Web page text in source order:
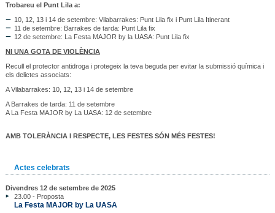
Trobareu el Punt Lila a:
10, 12, 13 i 14 de setembre: Vilabarrakes: Punt Lila fix i Punt Lila Itinerant
11 de setembre: Barrakes de tarda: Punt Lila fix
12 de setembre: La Festa MAJOR by la UASA: Punt Lila fix
NI UNA GOTA DE VIOLÈNCIA
Recull el protector antidroga i protegeix la teva beguda per evitar la submissió química i
els delictes associats:
A Vilabarrakes: 10, 12, 13 i 14 de setembre
A Barrakes de tarda: 11 de setembre
A La Festa MAJOR by La UASA: 12 de setembre
AMB TOLERÀNCIA I RESPECTE, LES FESTES SÓN MÉS FESTES!
Actes celebrats
Divendres 12 de setembre de 2025
23.00 - Proposta
La Festa MAJOR by La UASA